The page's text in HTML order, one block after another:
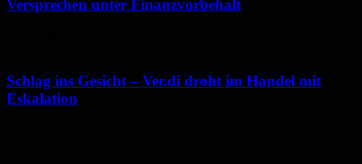
Versprechen unter Finanzvorbehalt
Schlag ins Gesicht – Ver.di droht im Handel mit
Eskalation